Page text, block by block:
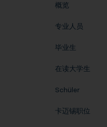
概览
专业人员
毕业生
在读大学生
Schüler
卡迈锡职位